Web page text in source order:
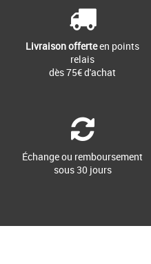
Livraison offerteen points
relais
dès 75€ d'achat
Échange ou remboursement
sous 30 jours